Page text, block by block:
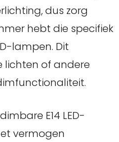
dus zorg
hebt die specifiek
lampen. Dit
lichten of andere
E14 LED-
vermogen